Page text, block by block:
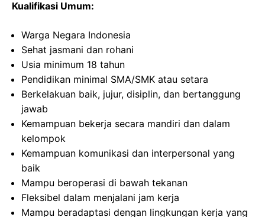
Kualifikasi Umum:
Warga Negara Indonesia
Sehat jasmani dan rohani
Usia minimum 18 tahun
Pendidikan minimal SMA/SMK atau setara
Berkelakuan baik, jujur, disiplin, dan bertanggung
jawab
Kemampuan bekerja secara mandiri dan dalam
kelompok
Kemampuan komunikasi dan interpersonal yang
baik
Mampu beroperasi di bawah tekanan
Fleksibel dalam menjalani jam kerja
Mampu beradaptasi dengan lingkungan kerja yang